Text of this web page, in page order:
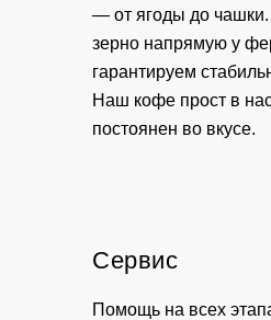
— от ягоды до
зерно напрямую у
гарантируем
Наш кофе прост в
постоянен во вкусе.
Помощь на всех
Сервис